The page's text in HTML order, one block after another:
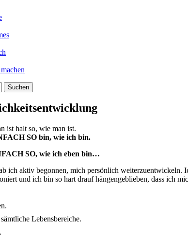
ist halt so, wie man ist.
SO bin, wie ich bin.
SO, wie ich eben bin…
ich aktiv begonnen, mich persönlich weiterzuentwickeln.
und ich bin so hart drauf hängengeblieben, dass ich
Lebensbereiche.